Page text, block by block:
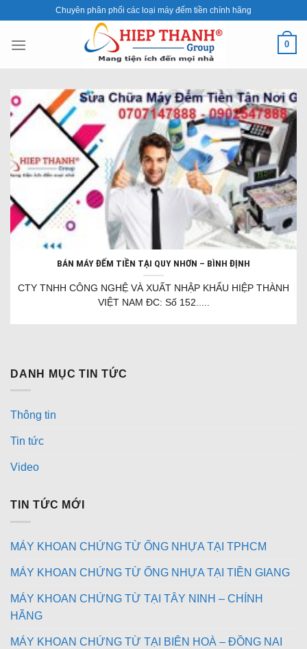
content
Chuyên phân phối các loại máy đếm tiền chính hãng
0
BÁN MÁY ĐẾM TIỀN TẠI QUY NHƠN – BÌNH ĐỊNH
CTY TNHH CÔNG NGHỆ VÀ XUẤT NHẬP KHẨU HIỆP THÀNH
VIỆT NAM ĐC: Số 152.....
DANH MỤC TIN TỨC
Thông tin
Tin tức
Video
TIN TỨC MỚI
MÁY KHOAN CHỨNG TỪ ỐNG NHỰA TẠI TPHCM
MÁY KHOAN CHỨNG TỪ ỐNG NHỰA TẠI TIỀN GIANG
MÁY KHOAN CHỨNG TỪ TẠI TÂY NINH – CHÍNH
HÃNG
MÁY KHOAN CHỨNG TỪ TẠI BIÊN HOÀ – ĐỒNG NAI